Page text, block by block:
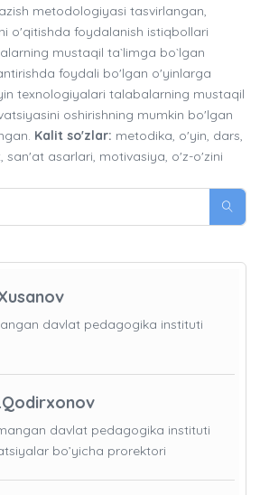
metodologiyasi tasvirlangan,
o'qitishda foydalanish istiqbollari
mustaqil ta`limga bo`lgan
foydali bo'lgan o'yinlarga
texnologiyalari talabalarning mustaqil
oshirishning mumkin bo'lgan
Kalit so'zlar: metodika, o'yin, dars,
asarlari, motivasiya, o'z-o'zini
davlat pedagogika instituti
davlat pedagogika instituti
bo’yicha prorektori